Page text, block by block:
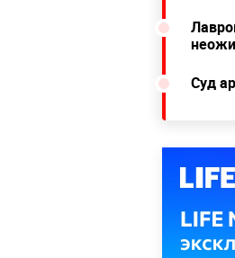
Суд